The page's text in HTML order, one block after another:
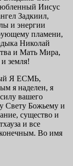
Иисус
Задкиил,
и энергии
пламени,
Николай
и Мать Мира,
земля!
Я ЕСМЬ,
я наделен, я
вашего
Свету Божьему и
существо и
и все
Во имя